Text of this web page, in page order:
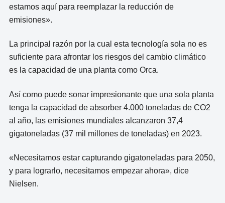
estamos aquí para reemplazar la reducción de
emisiones».
La principal razón por la cual esta tecnología sola no es
suficiente para afrontar los riesgos del cambio climático
es la capacidad de una planta como Orca.
Así como puede sonar impresionante que una sola planta
tenga la capacidad de absorber 4.000 toneladas de CO2
al año, las emisiones mundiales alcanzaron 37,4
gigatoneladas (37 mil millones de toneladas) en 2023.
«Necesitamos estar capturando gigatoneladas para 2050,
y para lograrlo, necesitamos empezar ahora», dice
Nielsen.